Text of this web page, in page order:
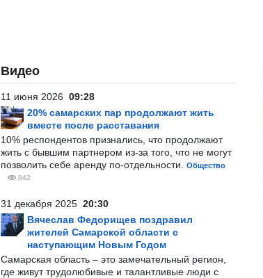
Видео
11 июня 2026 09:28
20% самарских пар продолжают жить
вместе после расставания
10% респондентов признались, что продолжают
жить с бывшим партнером из-за того, что не могут
позволить себе аренду по-отдельности.
Общество
842
31 декабря 2025 20:30
Вячеслав Федорищев поздравил
жителей Самарской области с
наступающим Новым Годом
Самарская область – это замечательный регион,
где живут трудолюбивые и талантливые люди с